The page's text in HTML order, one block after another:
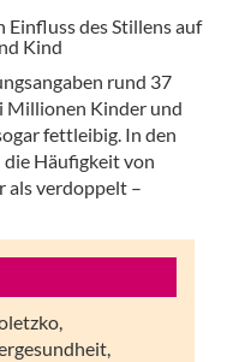
des Stillens auf
Kind
rund 37
Millionen Kinder und
fettleibig. In den
Häufigkeit von
als verdoppelt –